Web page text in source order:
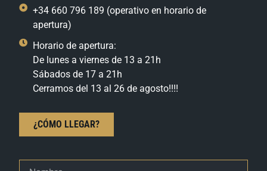
+34 660 796 189 (operativo en horario de
apertura)
Horario de apertura:
De lunes a viernes de 13 a 21h
Sábados de 17 a 21h
Cerramos del 13 al 26 de agosto!!!!
¿CÓMO LLEGAR?